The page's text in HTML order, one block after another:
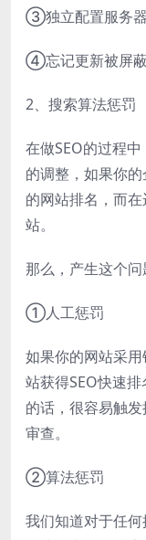
③独立配置服务器
④忘记更新被屏蔽
2、搜索算法惩罚
在做SEO的过程
的调整，如果你
的网站排名，而
站。
那么，产生这个
①人工惩罚
如果你的网站采
站获得SEO快速
的话，很容易触
审查。
②算法惩罚
我们知道对于任